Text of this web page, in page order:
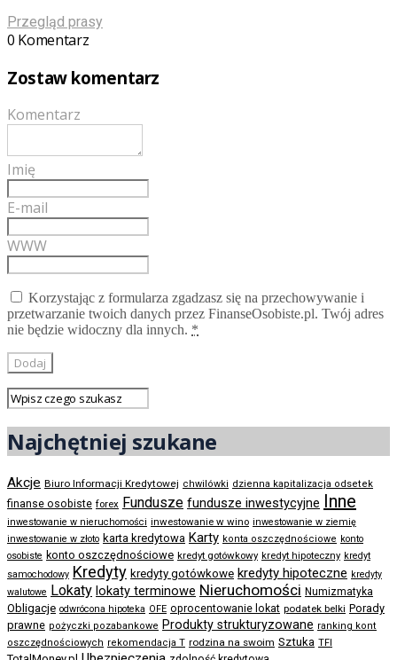
Przegląd prasy
0 Komentarz
Zostaw komentarz
Komentarz
Imię
E-mail
WWW
Korzystając z formularza zgadzasz się na przechowywanie i
przetwarzanie twoich danych przez FinanseOsobiste.pl. Twój adres
nie będzie widoczny dla innych. *
Najchętniej szukane
Akcje Biuro Informacji Kredytowej chwilówki dzienna kapitalizacja odsetek
finanse osobiste forex Fundusze fundusze inwestycyjne Inne
inwestowanie w nieruchomości inwestowanie w wino inwestowanie w ziemię
inwestowanie w złoto karta kredytowa Karty konta oszczędnościowe konto
osobiste konto oszczędnościowe kredyt gotówkowy kredyt hipoteczny kredyt
samochodowy Kredyty kredyty gotówkowe kredyty hipoteczne kredyty
walutowe Lokaty lokaty terminowe Nieruchomości Numizmatyka
Obligacje odwrócona hipoteka OFE oprocentowanie lokat podatek belki Porady
prawne pożyczki pozabankowe Produkty strukturyzowane ranking kont
oszczędnościowych rekomendacja T rodzina na swoim Sztuka TFI